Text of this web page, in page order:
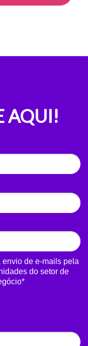
AQUI!
de e-mails pela
do setor de